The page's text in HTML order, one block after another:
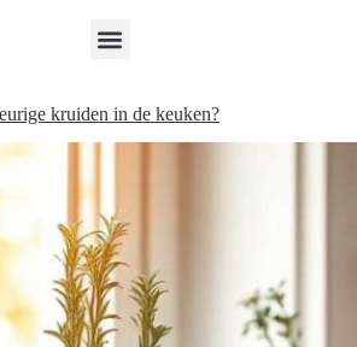
kruiden in de keuken?